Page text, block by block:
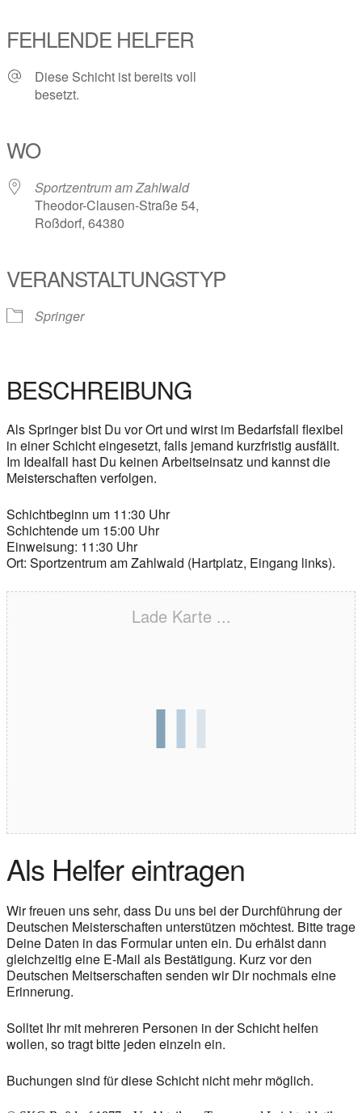
FEHLENDE HELFER
Diese Schicht ist bereits voll
besetzt.
WO
Sportzentrum am Zahlwald
Theodor-Clausen-Straße 54,
Roßdorf, 64380
VERANSTALTUNGSTYP
Springer
BESCHREIBUNG
Als Springer bist Du vor Ort und wirst im Bedarfsfall flexibel
in einer Schicht eingesetzt, falls jemand kurzfristig ausfällt.
Im Idealfall hast Du keinen Arbeitseinsatz und kannst die
Meisterschaften verfolgen.
Schichtbeginn um 11:30 Uhr
Schichtende um 15:00 Uhr
Einweisung: 11:30 Uhr
Ort: Sportzentrum am Zahlwald (Hartplatz, Eingang links).
Lade Karte ...
Als Helfer eintragen
Wir freuen uns sehr, dass Du uns bei der Durchführung der
Deutschen Meisterschaften unterstützen möchtest. Bitte trage
Deine Daten in das Formular unten ein. Du erhälst dann
gleichzeitig eine E-Mail als Bestätigung. Kurz vor den
Deutschen Meitserschaften senden wir Dir nochmals eine
Erinnerung.
Solltet Ihr mit mehreren Personen in der Schicht helfen
wollen, so tragt bitte jeden einzeln ein.
Buchungen sind für diese Schicht nicht mehr möglich.